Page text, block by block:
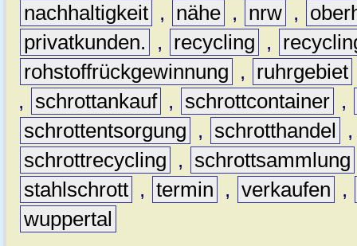
nachhaltigkeit , nähe , nrw ,
privatkunden.
, recycling ,
rohstoffrückgewinnung
, ruhrgebiet
,
schrottankauf , schrottcontainer ,
schrottentsorgung
, schrotthandel
schrottrecycling
, schrottsammlung
stahlschrott , termin , verkaufen
,
wuppertal